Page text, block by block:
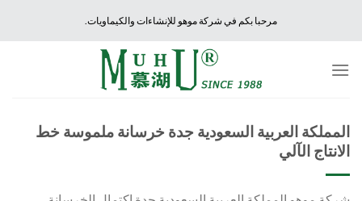
مرحبا بكم في شركة موهو للإنشاءات والكيماويات.
المملكة العربية السعودية جدة خرسانة ملموسة خط
الانتاج الآلي